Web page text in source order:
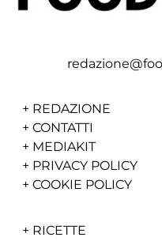
+ REDAZIONE
+ CONTATTI
+ MEDIAKIT
+ PRIVACY POLICY
+ COOKIE POLICY
+ RICETTE